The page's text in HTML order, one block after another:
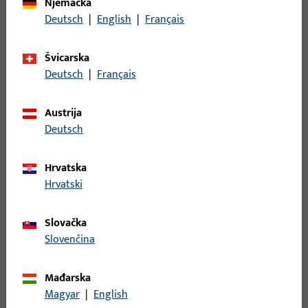
Opis površine
Bruto težina
Jedinica pakiranja
Najmanja jedinica narudžbe
Prijava
Prijavite se podacima kupca da biste dobili informacije o
Izradi račun
Deutsch | English | Français
Švicarska
Deutsch | Français
Austrija
Deutsch
Hrvatska
Hrvatski
Slovačka
Slovenčina
Mađarska
Magyar | English